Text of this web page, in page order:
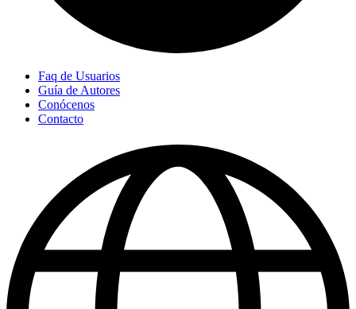
Faq de Usuarios
Guía de Autores
Conócenos
Contacto